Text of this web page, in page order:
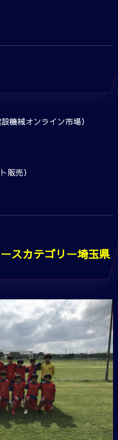
械オンライン市場）
売）
スカテゴリー埼玉県